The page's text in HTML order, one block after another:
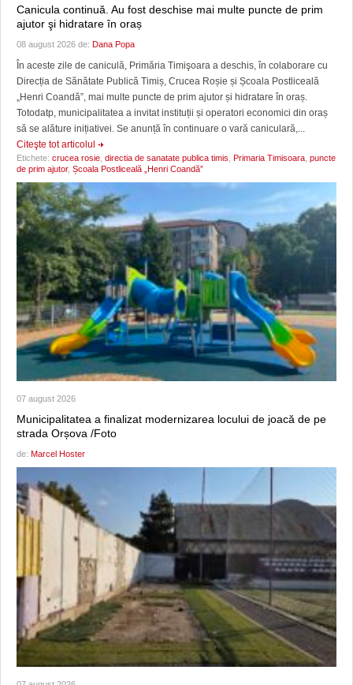
Canicula continuă. Au fost deschise mai multe puncte de prim
ajutor şi hidratare în oraș
08 august 2026 de: Dana Popa
În aceste zile de caniculă, Primăria Timişoara a deschis, în colaborare cu
Direcția de Sănătate Publică Timiș, Crucea Roșie și Școala Postliceală
„Henri Coandă”, mai multe puncte de prim ajutor și hidratare în oraș.
Totodatp, municipalitatea a invitat instituții și operatori economici din oraș
să se alăture inițiativei. Se anunță în continuare o vară caniculară,...
Citeşte tot articolul
Etichete: crucea rosie directia de sanatate publica timis Primaria Timisoara puncte
de prim ajutor, Școala Postliceală „Henri Coandă”
07 august 2026
Municipalitatea a finalizat modernizarea locului de joacă de pe
strada Orșova /Foto
de: Marcel Hoster